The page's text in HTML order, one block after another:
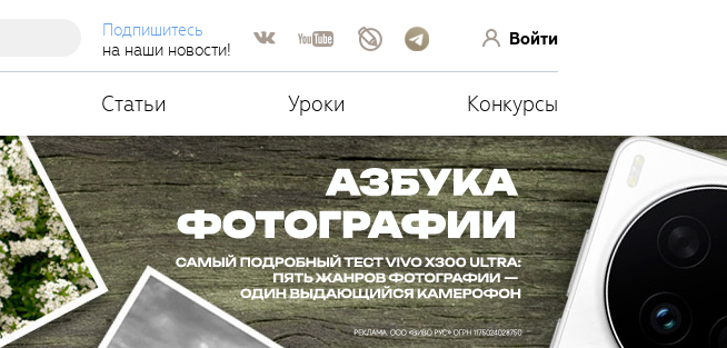
Подпишитесь
на наши новости!
Войти
Статьи Уроки Конкурсы